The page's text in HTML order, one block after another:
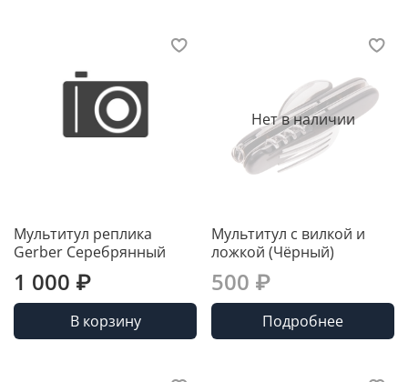
Мультитул реплика
Gerber Серебрянный
1 000 ₽
В корзину
Нет в наличии
Мультитул с вилкой и
ложкой (Чёрный)
500 ₽
Подробнее